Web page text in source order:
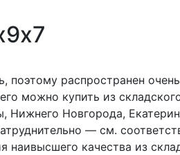
распространен очень
можно купить из
Новгорода,
— см.
наивысшего качества из